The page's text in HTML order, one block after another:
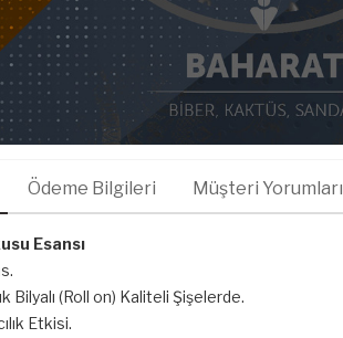
Ödeme Bilgileri Müşteri Yorumları
Esansı
Bilyalı (Roll on) Kaliteli Şişelerde.
Etkisi.